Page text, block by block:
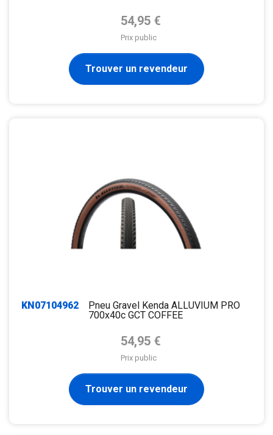
Prix de base
54,95 €
Prix public
Trouver un revendeur
KN07104962
Pneu Gravel Kenda ALLUVIUM PRO
700x40c GCT COFFEE
Prix de base
54,95 €
Prix public
Trouver un revendeur